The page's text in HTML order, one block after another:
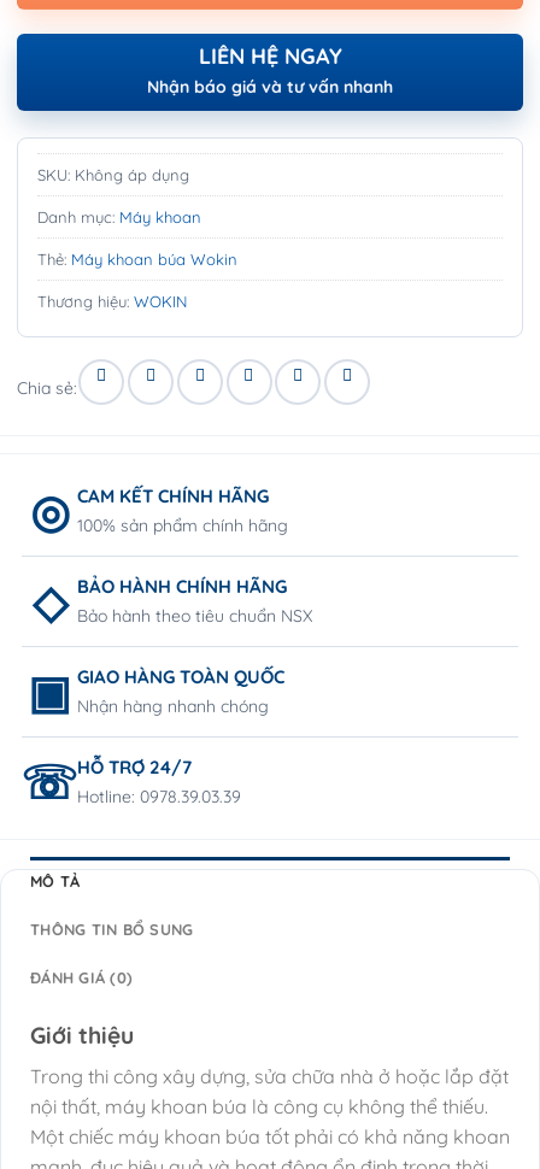
LIÊN HỆ NGAY
Nhận báo giá và tư vấn nhanh
SKU: Không áp dụng
Danh mục: Máy khoan
Thẻ: Máy khoan búa Wokin
Thương hiệu: WOKIN
Chia sẻ:
CAM KẾT CHÍNH HÃNG
100% sản phẩm chính hãng
BẢO HÀNH CHÍNH HÃNG
Bảo hành theo tiêu chuẩn NSX
GIAO HÀNG TOÀN QUỐC
Nhận hàng nhanh chóng
HỖ TRỢ 24/7
Hotline: 0978.39.03.39
MÔ TẢ
THÔNG TIN BỔ SUNG
ĐÁNH GIÁ (0)
Giới thiệu
Trong thi công xây dựng, sửa chữa nhà ở hoặc lắp đặt
nội thất, máy khoan búa là công cụ không thể thiếu.
Một chiếc máy khoan búa tốt phải có khả năng khoan